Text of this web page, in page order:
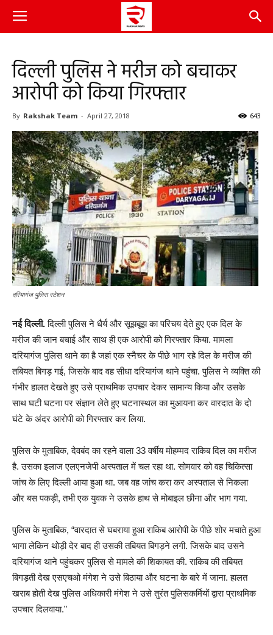
दिल्ली पुलिस ने मरीज को बचाकर
आरोपी को किया गिरफ्तार
By Rakshak Team - April 27, 2018 643
दरियागंज पुलिस स्टेशन
नई दिल्ली.दिल्ली पुलिस ने धैर्य और सूझबूझ का परिचय देते हुए एक दिल के
मरीज की जान बचाई और साथ ही एक आरोपी को गिरफ्तार किया. मामला
दरियागंज पुलिस थाने का है जहां एक स्नैचर के पीछे भाग रहे दिल के मरीज की
तबियत बिगड़ गई, जिसके बाद वह सीधा दरियागंज थाने पहुंचा. पुलिस ने व्यक्ति की
गंभीर हालत देखते हुए उसे प्राथमिक उपचार देकर सामान्य किया और उसके
साथ घटी घटना पर संज्ञान लेते हुए घटनास्थल का मुआयना कर वारदात के दो
घंटे के अंदर आरोपी को गिरफ्तार कर लिया.
पुलिस के मुताबिक, देवबंद का रहने वाला 33 वर्षीय मोहम्मद राकिब दिल का मरीज
है. उसका इलाज एलएनजेपी अस्पताल में चल रहा था. सोमवार को वह चिकित्सा
जांच के लिए दिल्ली आया हुआ था. जब वह जांच करा कर अस्पताल से निकला
और बस पकड़ी, तभी एक युवक ने उसके हाथ से मोबाइल छीना और भाग गया.
पुलिस के मुताबिक, “वारदात से घबराया हुआ राकिब आरोपी के पीछे शोर मचाते हुआ
भागा लेकिन थोड़ी देर बाद ही उसकी तबियत बिगड़ने लगी. जिसके बाद उसने
दरियागंज थाने पहुंचकर पुलिस से मामले की शिकायत की. राकिब की तबियत
बिगड़ती देख एसएचओ मंगेश ने उसे बिठाया और घटना के बारे में जाना. हालत
खराब होती देख पुलिस अधिकारी मंगेश ने उसे तुरंत पुलिसकर्मियों द्वारा प्राथमिक
उपचार दिलवाया.”